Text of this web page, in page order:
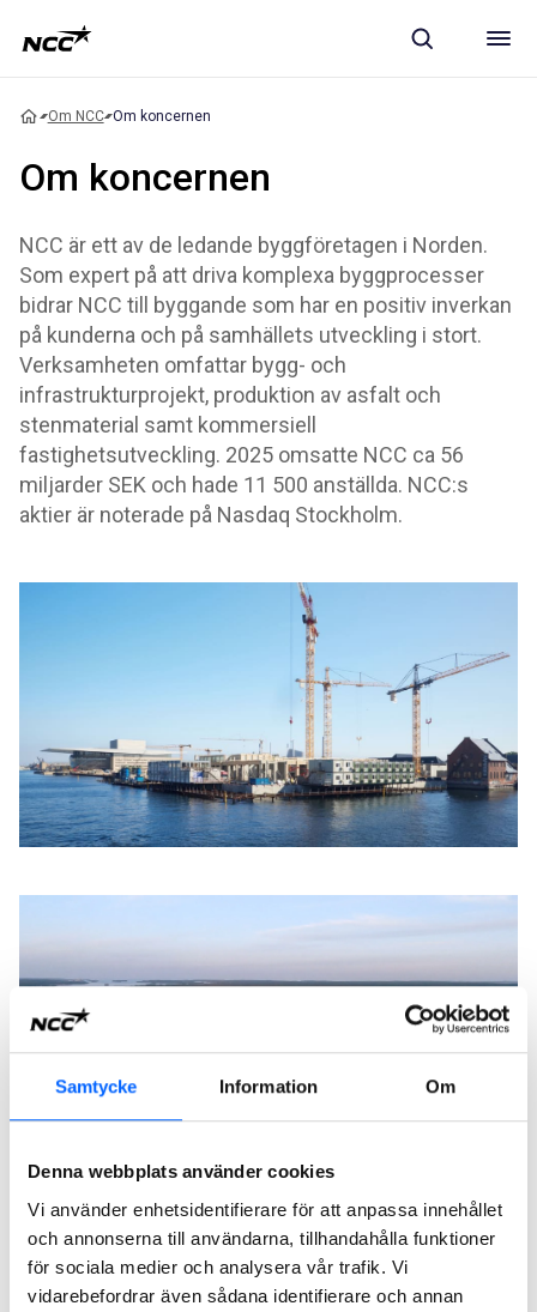
Samtycke Information Om
Denna webbplats använder cookies
Vi använder enhetsidentifierare för att anpassa innehållet
och annonserna till användarna, tillhandahålla funktioner
för sociala medier och analysera vår trafik. Vi
vidarebefordrar även sådana identifierare och annan
Om NCC Om koncernen
Om koncernen
NCC är ett av de ledande byggföretagen i Norden.
Som expert på att driva komplexa byggprocesser
bidrar NCC till byggande som har en positiv inverkan
på kunderna och på samhällets utveckling i stort.
Verksamheten omfattar bygg- och
infrastrukturprojekt, produktion av asfalt och
stenmaterial samt kommersiell
fastighetsutveckling. 2025 omsatte NCC ca 56
miljarder SEK och hade 11 500 anställda. NCC:s
aktier är noterade på Nasdaq Stockholm.
Läs mer om NCC